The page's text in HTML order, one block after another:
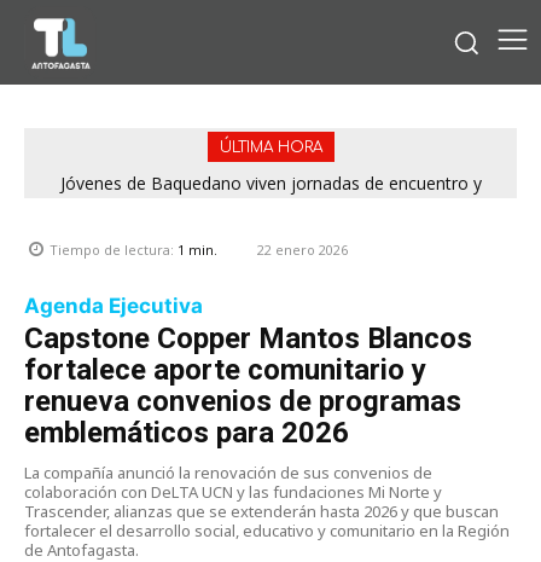
ÚLTIMA HORA
Jóvenes de Baquedano viven jornadas de encuentro y
Tiempo de lectura: 1 min. 22 enero 2026
Agenda Ejecutiva
Capstone Copper Mantos Blancos
fortalece aporte comunitario y
renueva convenios de programas
emblemáticos para 2026
La compañía anunció la renovación de sus convenios de
colaboración con DeLTA UCN y las fundaciones Mi Norte y
Trascender, alianzas que se extenderán hasta 2026 y que buscan
fortalecer el desarrollo social, educativo y comunitario en la Región
de Antofagasta.